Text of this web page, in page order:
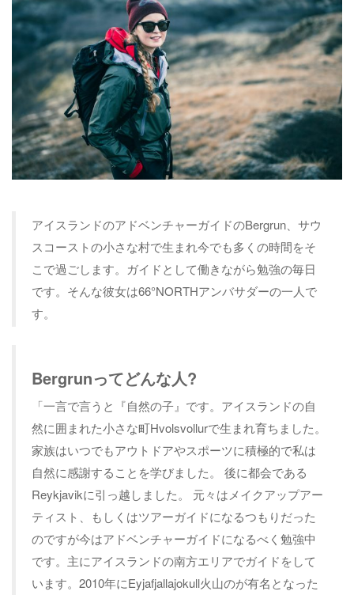
アイスランドのアドベンチャーガイドのBergrun、サウ
スコーストの小さな村で生まれ今でも多くの時間をそ
こで過ごします。ガイドとして働きながら勉強の毎日
です。そんな彼女は66°NORTHアンバサダーの一人で
す。
Bergrunってどんな人?
「一言で言うと『自然の子』です。アイスランドの自
然に囲まれた小さな町Hvolsvollurで生まれ育ちました。
家族はいつでもアウトドアやスポーツに積極的で私は
自然に感謝することを学びました。 後に都会である
Reykjavikに引っ越しました。 元々はメイクアップアー
ティスト、もしくはツアーガイドになるつもりだった
のですが今はアドベンチャーガイドになるべく勉強中
です。主にアイスランドの南方エリアでガイドをして
います。2010年にEyjafjallajokull火山のが有名となった